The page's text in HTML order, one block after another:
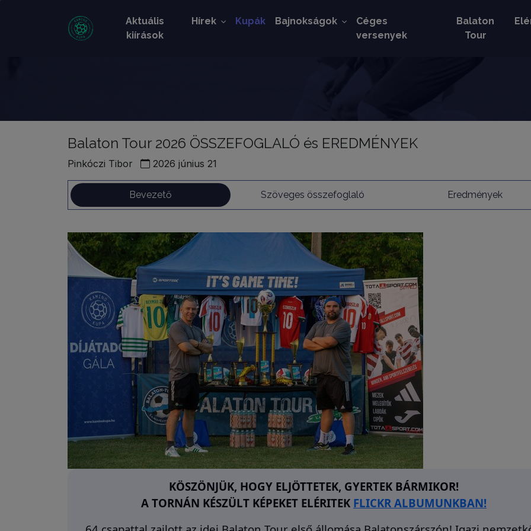
Aktuális
kiírások
Hírek Kupák Bajnokságok
Céges
versenyek
Balaton
Tour
Balaton Tour 2026 ÖSSZEFOGLALÓ és EREDMÉNYEK
Pinkóczi Tibor 2026 június 21
Bevezető Szöveges összefoglaló Eredmények
KÖSZÖNJÜK, HOGY ELJÖTTETEK, GYERTEK BÁRMIKOR!
A TORNÁN KÉSZÜLT KÉPEKET ELÉRITEK FLICKR ALBUMUNKBAN!